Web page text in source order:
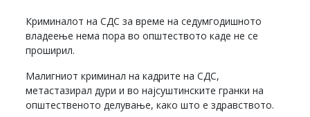
Криминалот на СДС за време на седумгодишното
владеење нема пора во општеството каде не се
проширил.
Малигниот криминал на кадрите на СДС,
метастазирал дури и во најсуштинските гранки на
општественото делување, како што е здравството.